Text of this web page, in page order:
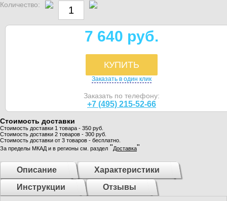
Количество:
7 640 руб.
КУПИТЬ
Заказать в один клик
Заказать по телефону:
+7 (495) 215-52-66
Стоимость доставки
Стоимость доставки 1 товара - 350 руб.
Стоимость доставки 2 товаров - 300 руб.
Стоимость доставки от 3 товаров - бесплатно.
За пределы МКАД и в регионы см. раздел "Доставка"
Описание
Характеристики
Инструкции
Отзывы